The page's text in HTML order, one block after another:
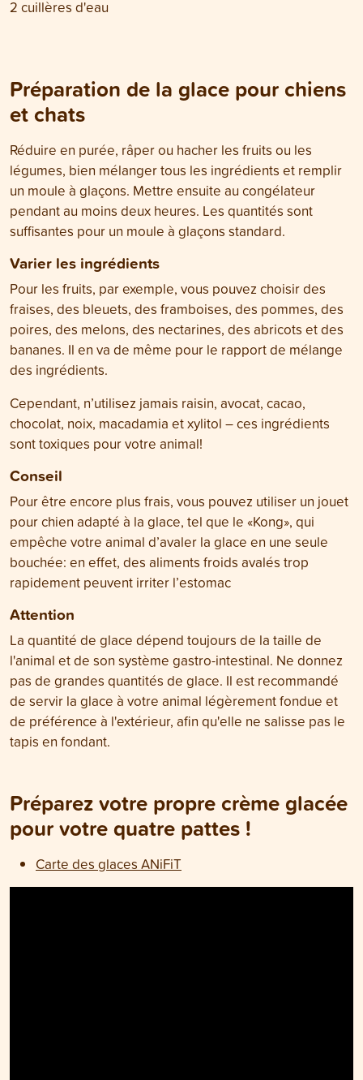
2 cuillères d'eau
Préparation de la glace pour chiens
et chats
Réduire en purée, râper ou hacher les fruits ou les
légumes, bien mélanger tous les ingrédients et remplir
un moule à glaçons. Mettre ensuite au congélateur
pendant au moins deux heures. Les quantités sont
suffisantes pour un moule à glaçons standard.
Varier les ingrédients
Pour les fruits, par exemple, vous pouvez choisir des
fraises, des bleuets, des framboises, des pommes, des
poires, des melons, des nectarines, des abricots et des
bananes. Il en va de même pour le rapport de mélange
des ingrédients.
Cependant, n’utilisez jamais raisin, avocat, cacao,
chocolat, noix, macadamia et xylitol – ces ingrédients
sont toxiques pour votre animal!
Conseil
Pour être encore plus frais, vous pouvez utiliser un jouet
pour chien adapté à la glace, tel que le «Kong», qui
empêche votre animal d’avaler la glace en une seule
bouchée: en effet, des aliments froids avalés trop
rapidement peuvent irriter l’estomac
Attention
La quantité de glace dépend toujours de la taille de
l'animal et de son système gastro-intestinal. Ne donnez
pas de grandes quantités de glace. Il est recommandé
de servir la glace à votre animal légèrement fondue et
de préférence à l'extérieur, afin qu'elle ne salisse pas le
tapis en fondant.
Préparez votre propre crème glacée
pour votre quatre pattes !
Carte des glaces ANiFiT